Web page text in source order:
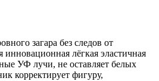
загара без следов от
лёгкая эластичная
УФ лучи, не оставляет белых
корректирует фигуру,